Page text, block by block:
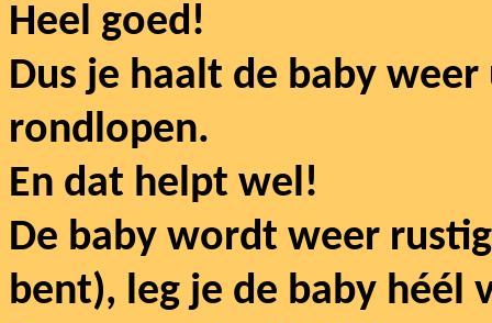
Heel goed!
Dus je haalt de baby
rondlopen.
En dat helpt wel!
De baby wordt weer
bent), leg je de baby héél